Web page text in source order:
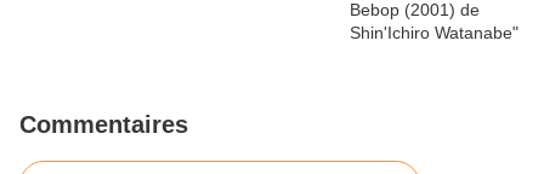
Commentaires